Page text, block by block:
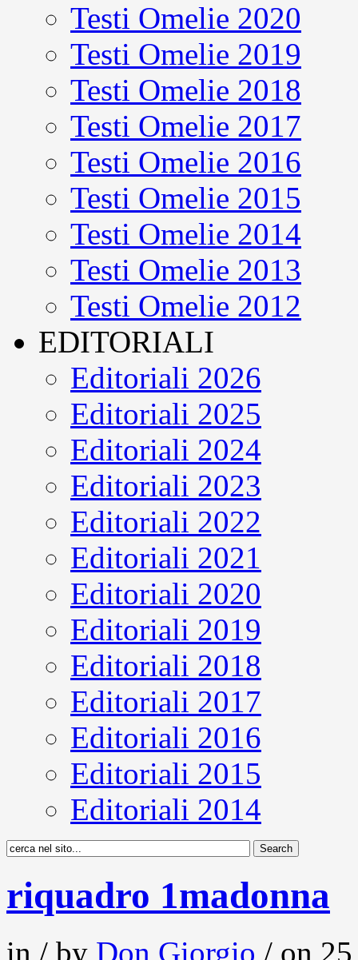
Testi Omelie 2020
Testi Omelie 2019
Testi Omelie 2018
Testi Omelie 2017
Testi Omelie 2016
Testi Omelie 2015
Testi Omelie 2014
Testi Omelie 2013
Testi Omelie 2012
EDITORIALI
Editoriali 2026
Editoriali 2025
Editoriali 2024
Editoriali 2023
Editoriali 2022
Editoriali 2021
Editoriali 2020
Editoriali 2019
Editoriali 2018
Editoriali 2017
Editoriali 2016
Editoriali 2015
Editoriali 2014
riquadro 1madonna
in / by Don Giorgio / on